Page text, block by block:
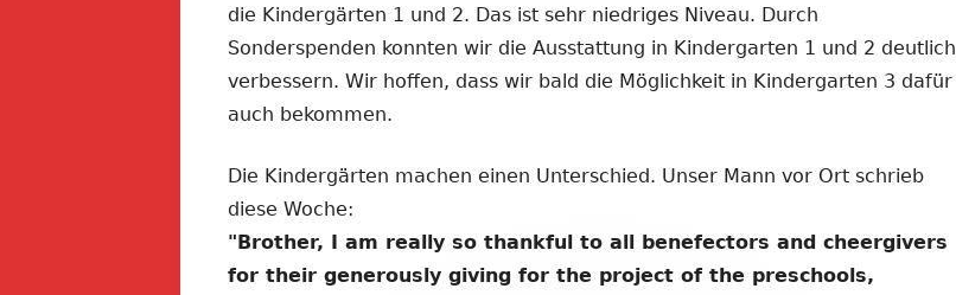
die Kindergärten 1 und 2. Das ist sehr niedriges Niveau. Durch
Sonderspenden konnten wir die Ausstattung in Kindergarten 1 und 2 deutlich
verbessern. Wir hoffen, dass wir bald die Möglichkeit in Kindergarten 3 dafür
auch bekommen.
Die Kindergärten machen einen Unterschied. Unser Mann vor Ort schrieb
diese Woche:
"Brother, I am really so thankful to all benefectors and cheergivers
for their generously giving for the project of the preschools,